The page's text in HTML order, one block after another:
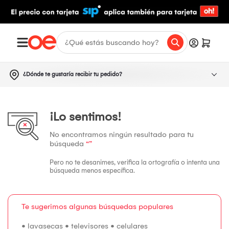
¿Dónde te gustaría recibir tu pedido?
¡Lo sentimos!
No encontramos ningún resultado para tu
búsqueda “”
Pero no te desanimes, verifica la ortografía o intenta una
búsqueda menos específica.
Te sugerimos algunas búsquedas populares
• lavasecas • televisores • celulares